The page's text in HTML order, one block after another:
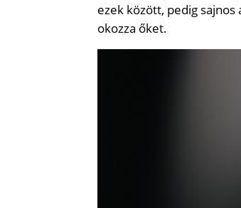
ezek között, pedig
okozza őket.